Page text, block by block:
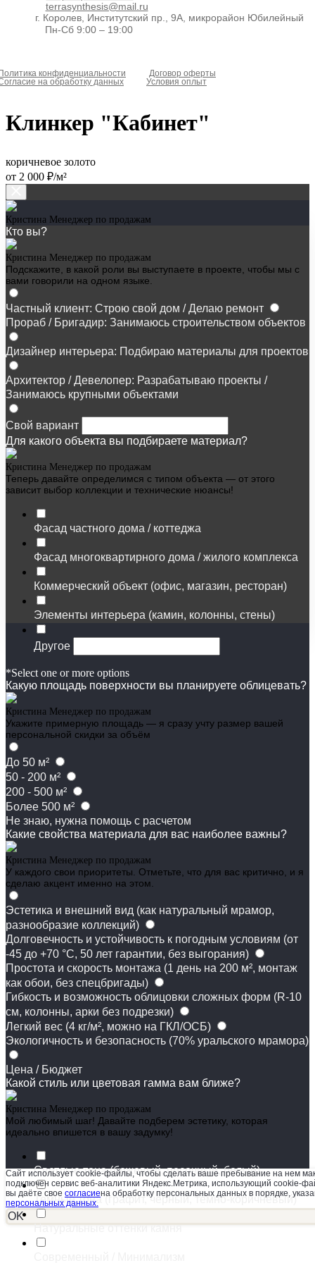
Клинкер "Кабинет"
коричневое золото
от 2 000 ₽/м²
Кристина Менеджер по продажам
Кто вы?
Кристина Менеджер по продажам
Подскажите, в какой роли вы выступаете в проекте, чтобы мы с
вами говорили на одном языке.
Частный клиент: Строю свой дом / Делаю ремонт
Прораб / Бригадир: Занимаюсь строительством объектов
Дизайнер интерьера: Подбираю материалы для проектов
Архитектор / Девелопер: Разрабатываю проекты /
Занимаюсь крупными объектами
Свой вариант
Для какого объекта вы подбираете материал?
Кристина Менеджер по продажам
Теперь давайте определимся с типом объекта — от этого
зависит выбор коллекции и технические нюансы!
Фасад частного дома / коттеджа
Фасад многоквартирного дома / жилого комплекса
Коммерческий объект (офис, магазин, ресторан)
Элементы интерьера (камин, колонны, стены)
Другое
*Select one or more options
Какую площадь поверхности вы планируете облицевать?
Кристина Менеджер по продажам
Укажите примерную площадь — я сразу учту размер вашей
персональной скидки за объём
До 50 м²
50 - 200 м²
200 - 500 м²
Более 500 м²
Не знаю, нужна помощь с расчетом
Какие свойства материала для вас наиболее важны?
Кристина Менеджер по продажам
У каждого свои приоритеты. Отметьте, что для вас критично, и я
сделаю акцент именно на этом.
Эстетика и внешний вид (как натуральный мрамор,
разнообразие коллекций)
Долговечность и устойчивость к погодным условиям (от
-45 до +70 °C, 50 лет гарантии, без выгорания)
Простота и скорость монтажа (1 день на 200 м², монтаж
как обои, без спецбригады)
Гибкость и возможность облицовки сложных форм (R-10
см, колонны, арки без подрезки)
Легкий вес (4 кг/м², можно на ГКЛ/ОСБ)
Экологичность и безопасность (70% уральского мрамора)
Цена / Бюджет
Какой стиль или цветовая гамма вам ближе?
Кристина Менеджер по продажам
Мой любимый шаг! Давайте подберем эстетику, которая
идеально впишется в вашу задумку!
Светлые тона (бежевый, песочный, белый)
Темные тона (графит, черный, темно-коричневый)
Натуральные оттенки камня
terrasynthesis@mail.ru
г. Королев, Институтский пр., 9А, микрорайон Юбилейный
Пн-Сб 9:00 – 19:00
конфиденциальности
Договор оферты
на обработку данных
Условия оплыт
Сайт использует cookie-файлы, чтобы сделать ваше пребывание на нем
подключен сервис веб-аналитики Яндекс.Метрика, использующий cookie-
вы даёте свое согласиена обработку персональных данных в порядке,
персональных данных.
OK